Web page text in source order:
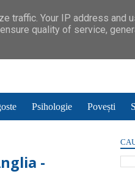
Psihologie Povești
-
traffic. Your IP address and
quality of service,